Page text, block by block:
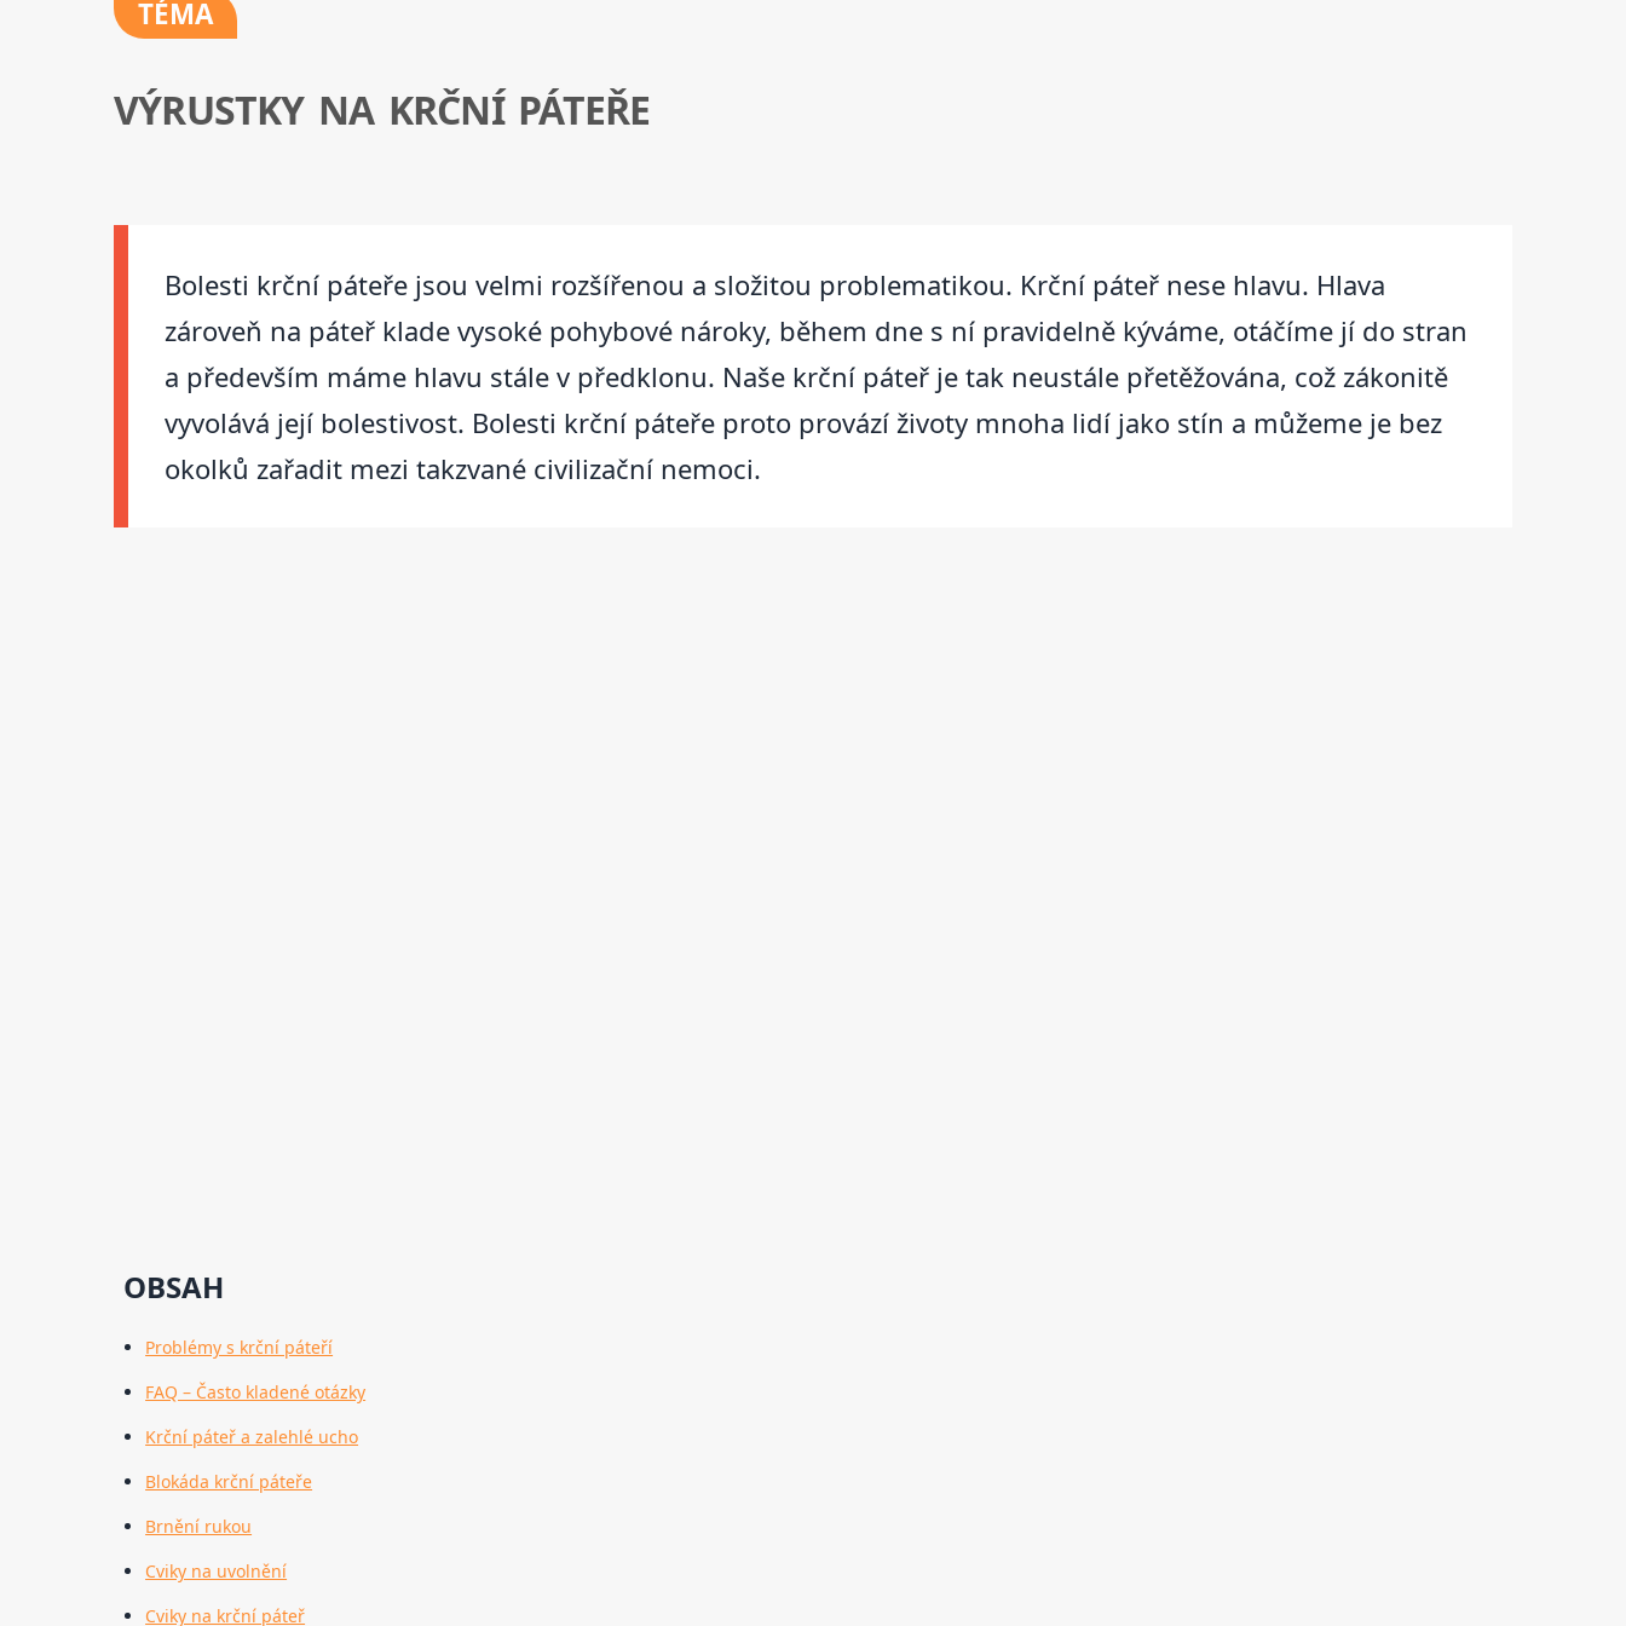
TÉMA
VÝRUSTKY NA KRČNÍ PÁTEŘE
Bolesti krční páteře jsou velmi rozšířenou a složitou problematikou. Krční páteř nese hlavu. Hlava
zároveň na páteř klade vysoké pohybové nároky, během dne s ní pravidelně kýváme, otáčíme jí do stran
a především máme hlavu stále v předklonu. Naše krční páteř je tak neustále přetěžována, což zákonitě
vyvolává její bolestivost. Bolesti krční páteře proto provází životy mnoha lidí jako stín a můžeme je bez
okolků zařadit mezi takzvané civilizační nemoci.
OBSAH
Problémy s krční páteří
FAQ – Často kladené otázky
Krční páteř a zalehlé ucho
Blokáda krční páteře
Brnění rukou
Cviky na uvolnění
Cviky na krční páteř